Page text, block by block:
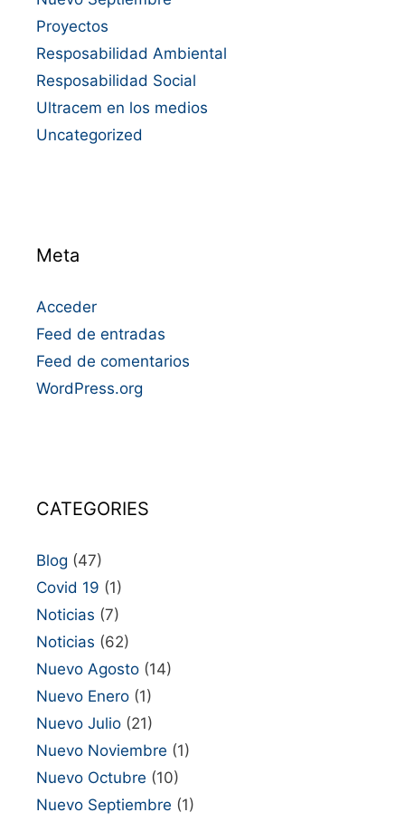
Proyectos
Resposabilidad Ambiental
Resposabilidad Social
Ultracem en los medios
Uncategorized
Meta
Acceder
Feed de entradas
Feed de comentarios
WordPress.org
CATEGORIES
Blog (47)
Covid 19 (1)
Noticias (7)
Noticias (62)
Nuevo Agosto (14)
Nuevo Enero (1)
Nuevo Julio (21)
Nuevo Noviembre (1)
Nuevo Octubre (10)
Nuevo Septiembre (1)